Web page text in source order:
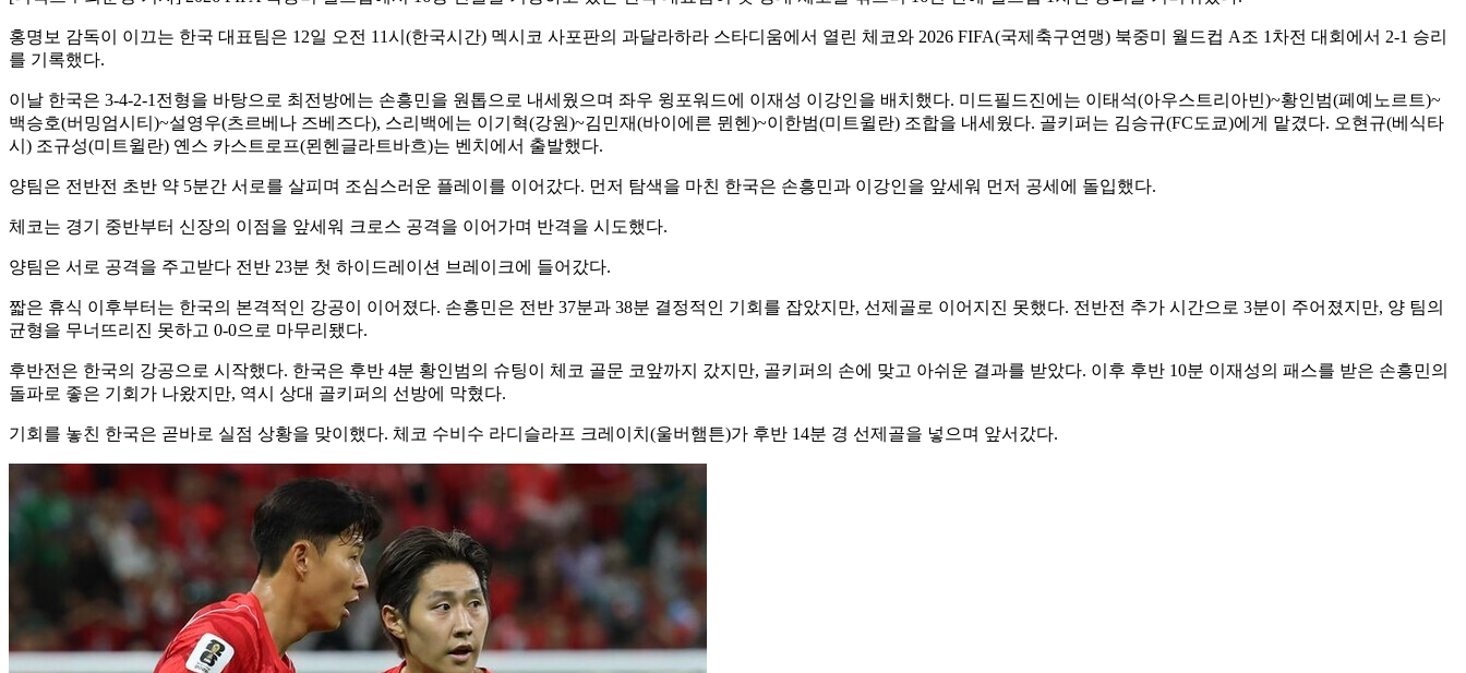
홍명보 감독이 이끄는 한국 대표팀은 12일 오전 11시(한국시간) 멕시코 사포판의 과달라하라 스타디움에서 열린 체코와 2026 FIFA(국제축구연맹) 북중미 월드컵 A조 1차전 대회에서 2-1 승리
를 기록했다.
이날 한국은 3-4-2-1전형을 바탕으로 최전방에는 손흥민을 원톱으로 내세웠으며 좌우 윙포워드에 이재성 이강인을 배치했다. 미드필드진에는 이태석(아우스트리아빈)~황인범(페예노르트)~
백승호(버밍엄시티)~설영우(츠르베나 즈베즈다), 스리백에는 이기혁(강원)~김민재(바이에른 뮌헨)~이한범(미트윌란) 조합을 내세웠다. 골키퍼는 김승규(FC도쿄)에게 맡겼다. 오현규(베식타
시) 조규성(미트윌란) 옌스 카스트로프(묀헨글라트바흐)는 벤치에서 출발했다.
양팀은 전반전 초반 약 5분간 서로를 살피며 조심스러운 플레이를 이어갔다. 먼저 탐색을 마친 한국은 손흥민과 이강인을 앞세워 먼저 공세에 돌입했다.
체코는 경기 중반부터 신장의 이점을 앞세워 크로스 공격을 이어가며 반격을 시도했다.
양팀은 서로 공격을 주고받다 전반 23분 첫 하이드레이션 브레이크에 들어갔다.
짧은 휴식 이후부터는 한국의 본격적인 강공이 이어졌다. 손흥민은 전반 37분과 38분 결정적인 기회를 잡았지만, 선제골로 이어지진 못했다. 전반전 추가 시간으로 3분이 주어졌지만, 양 팀의
균형을 무너뜨리진 못하고 0-0으로 마무리됐다.
후반전은 한국의 강공으로 시작했다. 한국은 후반 4분 황인범의 슈팅이 체코 골문 코앞까지 갔지만, 골키퍼의 손에 맞고 아쉬운 결과를 받았다. 이후 후반 10분 이재성의 패스를 받은 손흥민의
돌파로 좋은 기회가 나왔지만, 역시 상대 골키퍼의 선방에 막혔다.
기회를 놓친 한국은 곧바로 실점 상황을 맞이했다. 체코 수비수 라디슬라프 크레이치(울버햄튼)가 후반 14분 경 선제골을 넣으며 앞서갔다.